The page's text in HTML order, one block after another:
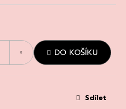
DO KOŠÍKU
Sdílet